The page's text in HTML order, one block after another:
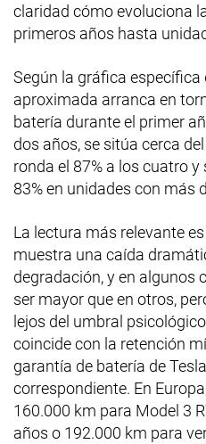
claridad cómo evoluciona
primeros años hasta
Según la gráfica específica
aproximada arranca en
batería durante el primer
dos años, se sitúa cerca
ronda el 87% a los cuatro y
83% en unidades con más
La lectura más relevante
muestra una caída
degradación, y en algunos
ser mayor que en otros,
lejos del umbral
coincide con la retención
garantía de batería de
correspondiente. En
160.000 km para Model 3
años o 192.000 km para